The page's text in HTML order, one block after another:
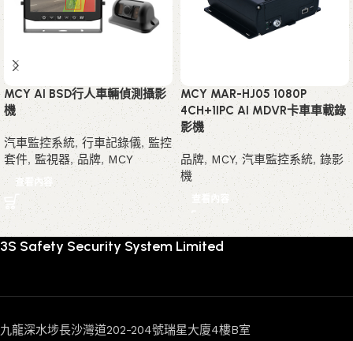
MCY AI BSD行人車輛偵測攝影
機
汽車監控系統,行車記錄儀,監控
套件, 監視器,品牌,MCY
查看內容
MCY MAR-HJ05 1080P
4CH+1IPC AI MDVR卡車車載錄
影機
品牌, MCY,汽車監控系統, 錄影
機
查看內容
3S Safety Security System Limited
九龍深水埗長沙灣道202-204號瑞星大廈4樓B室